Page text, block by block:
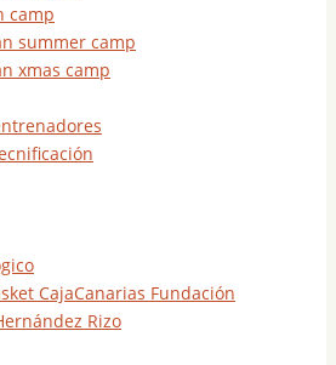
camp
summer camp
xmas camp
CajaCanarias Fundación
Rizo